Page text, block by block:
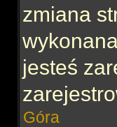
zmiana
jesteś
Góra